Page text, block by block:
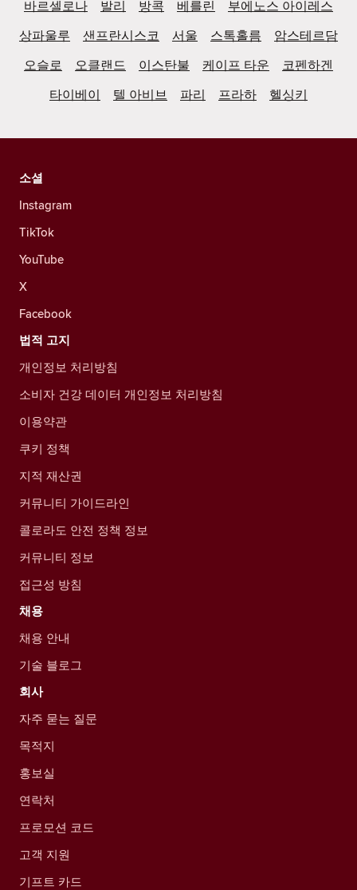
바르셀로나
발리 방콕 베를린
부에노스 아이레스
상파울루
샌프란시스코 서울 스톡홀름
암스테르담
오슬로
오클랜드 이스탄불 케이프 타운
코펜하겐
타이베이
텔 아비브 파리 프라하 헬싱키
소셜
Instagram
TikTok
YouTube
X
Facebook
법적 고지
개인정보 처리방침
소비자 건강 데이터 개인정보 처리방침
이용약관
쿠키 정책
지적 재산권
커뮤니티 가이드라인
콜로라도 안전 정책 정보
커뮤니티 정보
접근성 방침
채용
채용 안내
기술 블로그
회사
자주 묻는 질문
목적지
홍보실
연락처
프로모션 코드
고객 지원
기프트 카드